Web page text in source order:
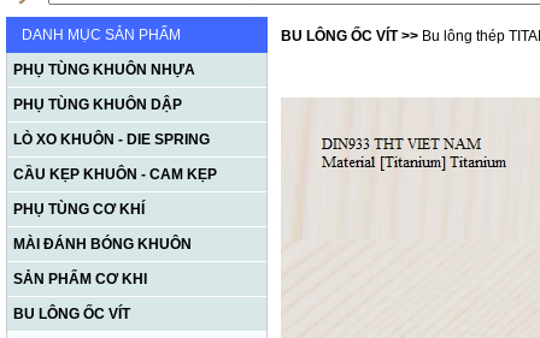
DANH MỤC SẢN PHẨM
PHỤ TÙNG KHUÔN NHỰA
PHỤ TÙNG KHUÔN DẬP
LÒ XO KHUÔN - DIE SPRING
CẦU KẸP KHUÔN - CAM KẸP
PHỤ TÙNG CƠ KHÍ
MÀI ĐÁNH BÓNG KHUÔN
SẢN PHẨM CƠ KHI
BU LÔNG ỐC VÍT
BU LÔNG ỐC VÍT >> Bu lông thép